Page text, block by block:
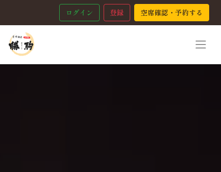
ログイン 登録 空席確認・予約する